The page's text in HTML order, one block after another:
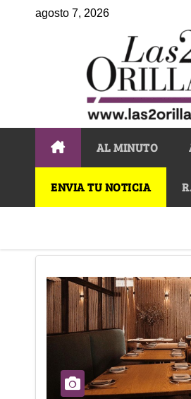
agosto 7, 2026
AL MINUTO
ENVIA TU NOTICIA